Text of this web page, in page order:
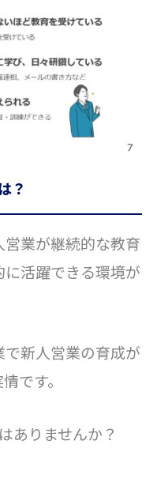
？
業が継続的な教育
活躍できる環境が
新人営業の育成が
です。
ありませんか？